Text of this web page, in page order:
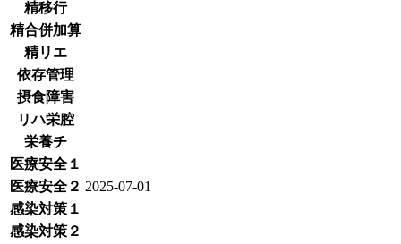
精移行
精合併加算
精リエ
依存管理
摂食障害
リハ栄腔
栄養チ
医療安全１
医療安全２ 2025-07-01
感染対策１
感染対策２